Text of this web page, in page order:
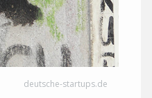
deutsche-startups.de